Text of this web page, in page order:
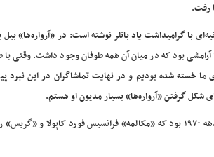
رفت.
با گرامیداشت یاد باتلر نوشته است: در «آرواره‌ها»
آرامشی بود که در میان آن همه طوفان وجود داشت. وقتی
خسته شده بودیم و در نهایت تماشاگران در این نبرد
شکل گرفتن «آرواره‌ها» بسیار مدیون او هستم.
علاوه بر «پرواز بر فراز آشیانه فاخته» باتلر فیلمبردار شماری از فیلم‌های مطرح دهه ۱۹۷۰ بود که «مکالمه»